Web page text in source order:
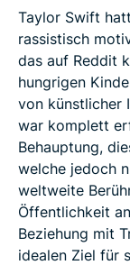
Taylor Swift
rassistisch
das auf Reddit
hungrigen
von künstlicher
war komplett
Behauptung,
welche jedoch
weltweite
Öffentlichkeit
Beziehung mit
idealen Ziel für